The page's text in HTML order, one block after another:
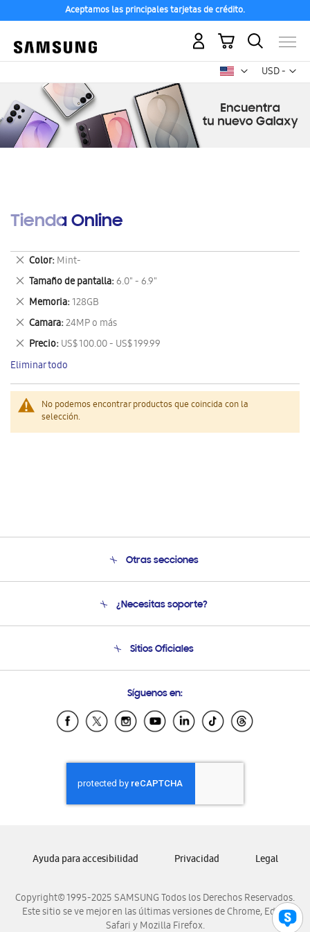
Aceptamos las principales tarjetas de crédito.
USD -
dólar
Mi carrito
Tienda Online
No podemos encontrar productos que coincida con la
selección.
Color Mint-
Eliminar
este
artículo
Tamaño de pantalla 6.0" - 6.9"
Eliminar
este
artículo
Memoria 128GB
Eliminar
este
artículo
Camara 24MP o más
Eliminar
este
artículo
Precio US$ 100.00 - US$ 199.99
Eliminar
este
artículo
Eliminar todo
Otras secciones
Soporte
Condiciones de Compra
¿Necesitas soporte?
Soporte vía eMail
Sitios Oficiales
Samsung Ecuador
Samsung El Salvador
Samsung Honduras
Samsung Nicaragua
Samsung Panamá
Samsung Venezuela
Síguenos en:
Copyright© 1995-2025 SAMSUNG Todos los Derechos Reservados.
Este sitio se ve mejor en las últimas versiones de Chrome, Edge,
Safari y Mozilla Firefox.
Ayuda para accesibilidad Privacidad Legal